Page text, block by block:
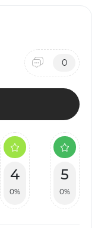
0
4
0%
5
0%